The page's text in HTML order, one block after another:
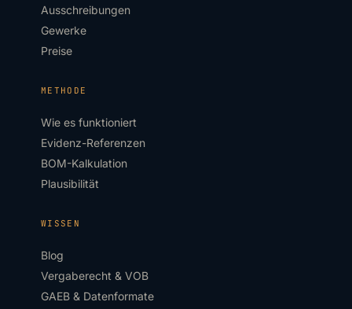
Ausschreibungen
Gewerke
Preise
METHODE
Wie es funktioniert
Evidenz-Referenzen
BOM-Kalkulation
Plausibilität
WISSEN
Blog
Vergaberecht & VOB
GAEB & Datenformate